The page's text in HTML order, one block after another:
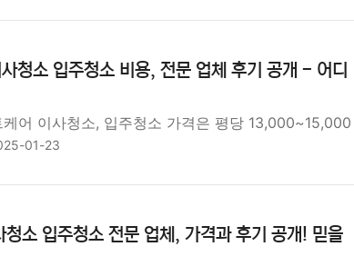
청소 입주청소 비용, 전문 업체 후기 공개 - 어디
어 이사청소, 입주청소 가격은 평당 13,000~15,000
01-23
소 입주청소 전문 업체, 가격과 후기 공개! 믿을